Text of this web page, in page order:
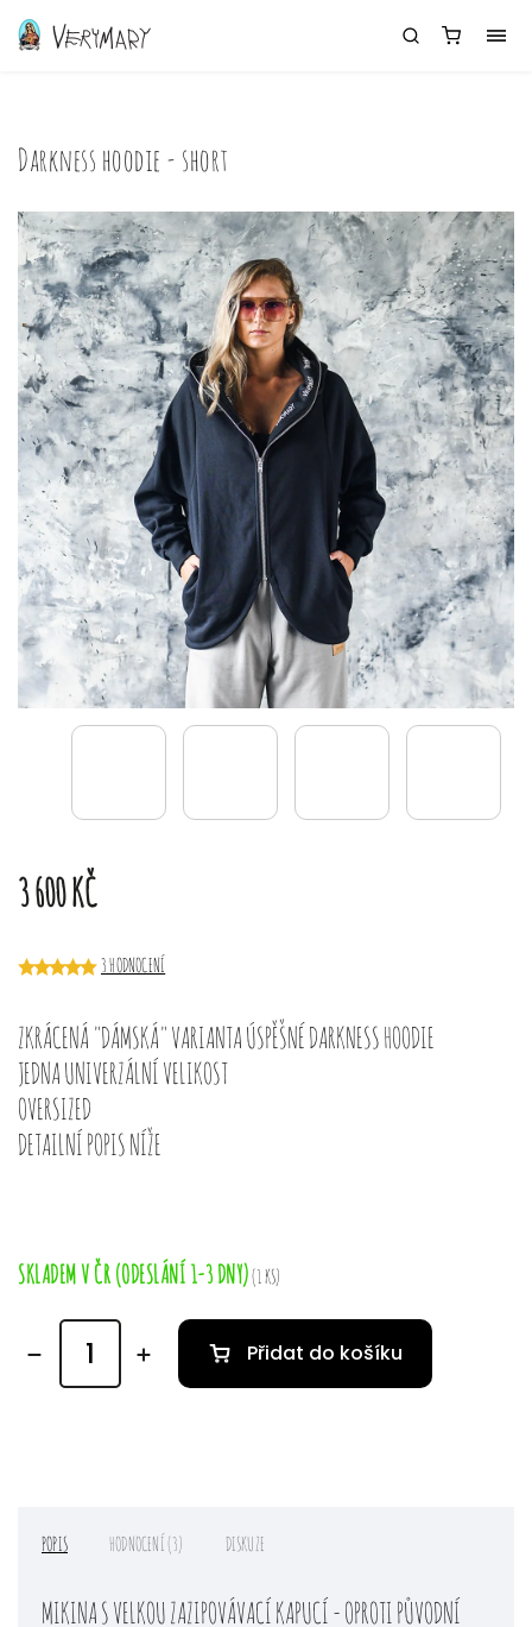
Darkness hoodie - short
3 600 KČ
3 HODNOCENÍ
ZKRÁCENÁ "DÁMSKÁ" VARIANTA ÚSPĚŠNÉ DARKNESS HOODIE
JEDNA UNIVERZÁLNÍ VELIKOST
OVERSIZED
DETAILNÍ POPIS NÍŽE
SKLADEM V ČR (ODESLÁNÍ 1-3 DNY)(1 KS)
Přidat do košíku
POPIS HODNOCENÍ (3) DISKUZE
MIKINA S VELKOU ZAZIPOVÁVACÍ KAPUCÍ - OPROTI PŮVODNÍ